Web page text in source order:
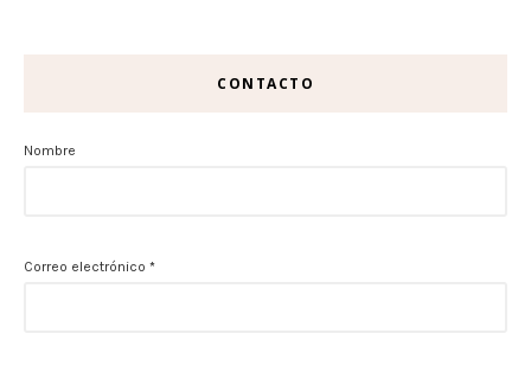
CONTACTO
Nombre
Correo electrónico *